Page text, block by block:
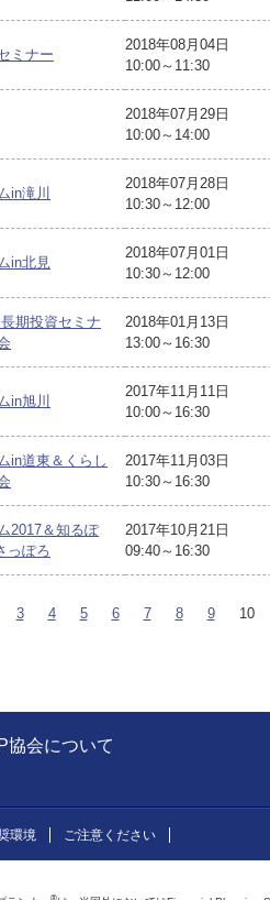
ミナー
2018年08月04日
10:00～11:30
2018年07月29日
10:00～14:00
in滝川
2018年07月28日
10:30～12:00
in北見
2018年07月01日
10:30～12:00
期投資セミナ
2018年01月13日
13:00～16:30
in旭川
2017年11月11日
10:00～16:30
in道東＆くらし
2017年11月03日
10:30～16:30
2017＆知るぽ
っぽろ
2017年10月21日
09:40～16:30
3 4 5 6 7 8 9 10
協会について
環境 ご注意ください
®